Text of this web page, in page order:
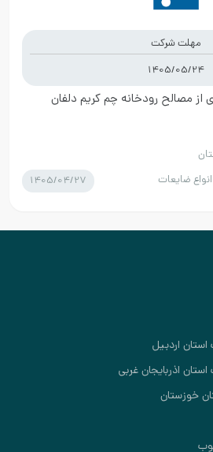
مهلت شرکت
1405/05/24
از مصالح رودخانه چم کریم دلفان
انواع ضایعات 1405/04/27
اردبیل
اذربایجان غربی
خوزستان